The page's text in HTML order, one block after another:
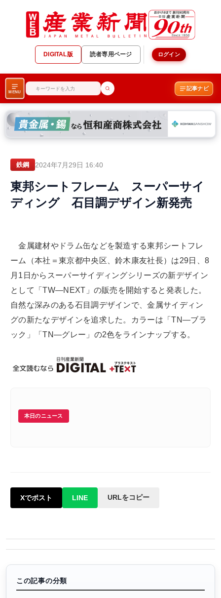
DIGITAL版 読者専用ページ ログイン
MENU
記事ナビ
鉄鋼 2024年7月29日 16:40
東邦シートフレーム スーパーサイ
ディング 石目調デザイン新発売
金属建材やドラム缶などを製造する東邦シートフレ
ーム（本社＝東京都中央区、鈴木康友社長）は29日、8
月1日からスーパーサイディングシリーズの新デザイン
として「TW―NEXT」の販売を開始すると発表した。
自然な深みのある石目調デザインで、金属サイディン
グの新たなデザインを追求した。カラーは「TN―ブラ
ック」「TN―グレー」の2色をラインナップする。
本日のニュース
Xでポスト LINE URLをコピー
この記事の分類